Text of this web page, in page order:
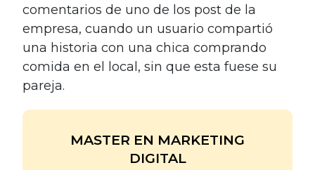
comentarios de uno de los post de la
empresa, cuando un usuario compartió
una historia con una chica comprando
comida en el local, sin que esta fuese su
pareja.
MASTER EN MARKETING
DIGITAL